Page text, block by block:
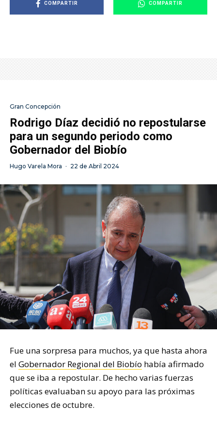
COMPARTIR COMPARTIR
Gran Concepción
Rodrigo Díaz decidió no repostularse
para un segundo periodo como
Gobernador del Biobío
Hugo Varela Mora · 22 de Abril 2024
Fue una sorpresa para muchos, ya que hasta ahora
el Gobernador Regional del Biobío había afirmado
que se iba a repostular. De hecho varias fuerzas
políticas evaluaban su apoyo para las próximas
elecciones de octubre.